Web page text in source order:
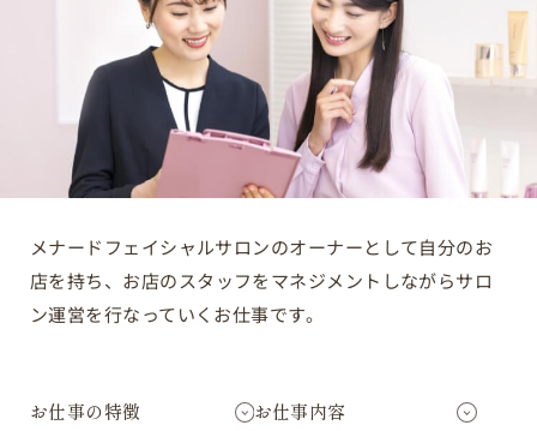
メナードフェイシャルサロンのオーナーとして自分のお
店を持ち、 お店のスタッフをマネジメントしながらサロ
ン運営を行なっていくお仕事です。
お仕事の特徴 お仕事内容